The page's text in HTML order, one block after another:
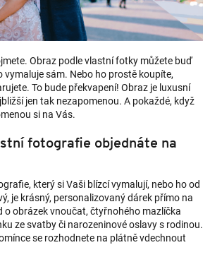
Obraz podle vlastní fotky můžete buď
vymaluje sám. Nebo ho prostě koupíte,
To bude překvapení! Obraz je luxusní
jen tak nezapomenou. A pokaždé, když
si na Vás.
fotografie objednáte na
který si Vaši blízcí vymalují, nebo ho od
je krásný, personalizovaný dárek přímo na
o obrázek vnoučat, čtyřnohého mazlíčka
ze svatby či narozeninové oslavy s rodinou.
se rozhodnete na plátně vdechnout